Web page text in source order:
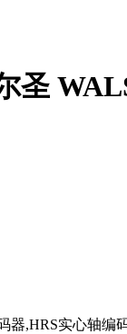
圣
器,HRS实心轴编